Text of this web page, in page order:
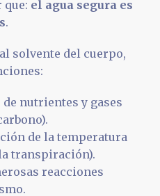
el agua segura es
.
solvente del cuerpo,
nutrientes y gases
de la temperatura
transpiración).
reacciones